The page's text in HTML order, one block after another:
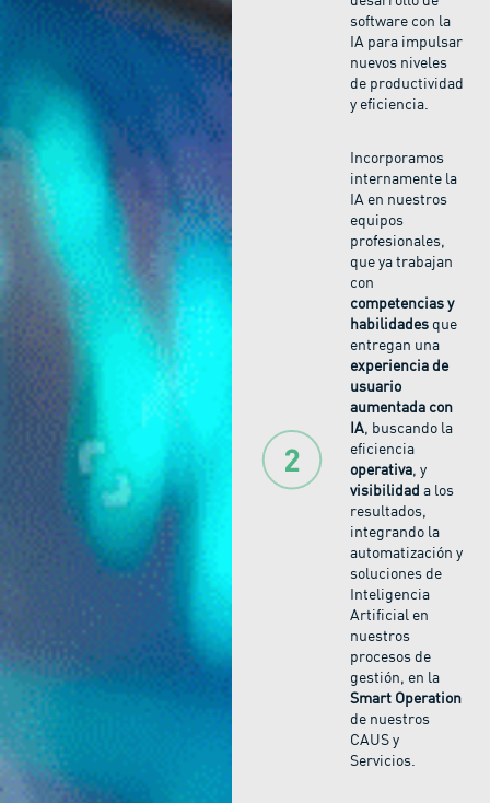
software con la
IA para impulsar
nuevos niveles
de productividad
y eficiencia.
Incorporamos
internamente la
IA en nuestros
equipos
profesionales,
que ya trabajan
con
competencias y
habilidadesque
entregan una
experiencia de
usuario
aumentada con
IA, buscando la
eficiencia
operativa, y
visibilidad a los
resultados,
integrando la
automatización y
soluciones de
Inteligencia
Artificial en
nuestros
procesos de
gestión, en la
Smart Operation
de nuestros
CAUS y
Servicios.